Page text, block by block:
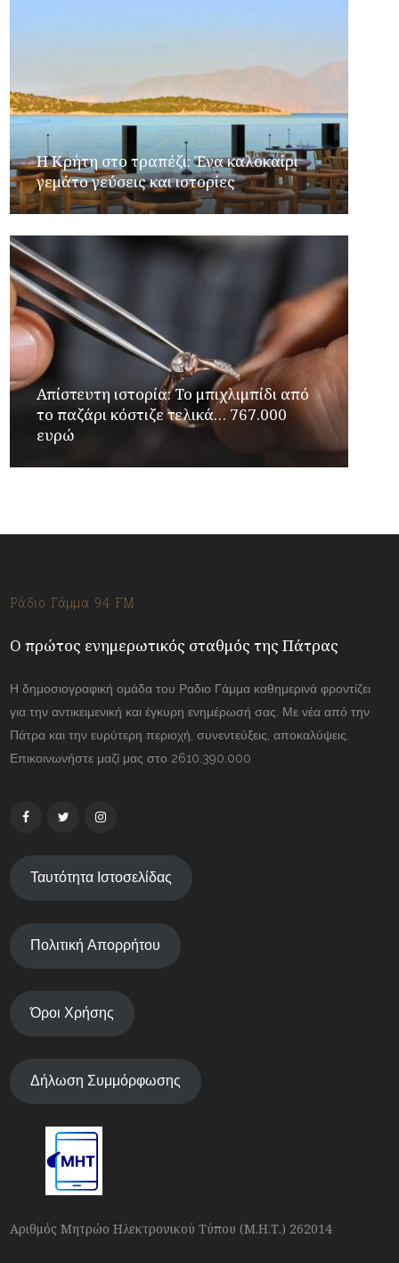
Η Κρήτη στο τραπέζι: Ένα καλοκαίρι
γεμάτο γεύσεις και ιστορίες
Απίστευτη ιστορία: Το μπιχλιμπίδι από
το παζάρι κόστιζε τελικά… 767.000
ευρώ
Ράδιο Γάμμα 94 FM
Ο πρώτος ενημερωτικός σταθμός της Πάτρας
Η δημοσιογραφική ομάδα του Ραδιο Γάμμα καθημερινά φροντίζει
για την αντικειμενική και έγκυρη ενημέρωσή σας. Με νέα από την
Πάτρα και την ευρύτερη περιοχή, συνεντεύξεις, αποκαλύψεις.
Επικοινωνήστε μαζί μας στο 2610.390.000
Ταυτότητα Ιστοσελίδας
Πολιτική Απορρήτου
Όροι Χρήσης
Δήλωση Συμμόρφωσης
Αριθμός Μητρώο Ηλεκτρονικού Τύπου (Μ.Η.Τ.) 262014